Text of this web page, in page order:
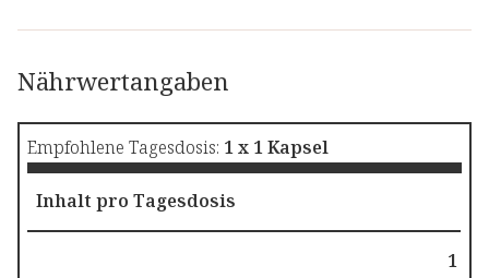
Nährwertangaben
Empfohlene Tagesdosis: 1 x 1 Kapsel
Inhalt pro Tagesdosis
1